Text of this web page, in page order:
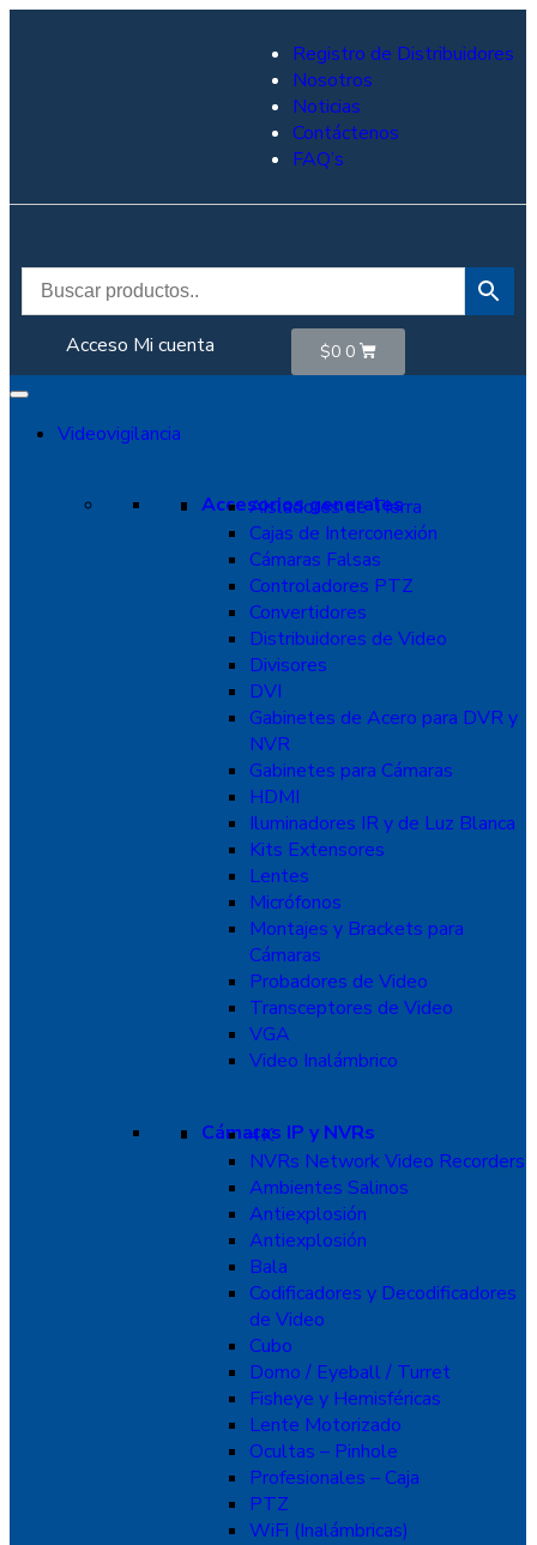
Registro de Distribuidores
Nosotros
Noticias
Contáctenos
FAQ’s
Acceso Mi cuenta $0 0
Videovigilancia
Accesorios generales
Aisladores de Tierra
Cajas de Interconexión
Cámaras Falsas
Controladores PTZ
Convertidores
Distribuidores de Video
Divisores
DVI
Gabinetes de Acero para DVR y
NVR
Gabinetes para Cámaras
HDMI
Iluminadores IR y de Luz Blanca
Kits Extensores
Lentes
Micrófonos
Montajes y Brackets para
Cámaras
Probadores de Video
Transceptores de Video
VGA
Video Inalámbrico
Cámaras IP y NVRs
4K
NVRs Network Video Recorders
Ambientes Salinos
Antiexplosión
Antiexplosión
Bala
Codificadores y Decodificadores
de Video
Cubo
Domo / Eyeball / Turret
Fisheye y Hemisféricas
Lente Motorizado
Ocultas – Pinhole
Profesionales – Caja
PTZ
WiFi (Inalámbricas)